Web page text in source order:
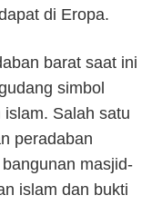
di Eropa.
barat saat ini
simbol
Salah satu
peradaban
masjid-
islam dan bukti